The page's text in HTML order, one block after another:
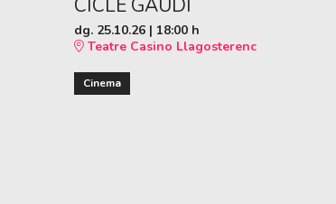
CICLE GAUDÍ
dg. 25.10.26 | 18:00 h
Teatre Casino Llagosterenc
Cinema